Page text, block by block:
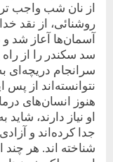
از نان شب واجب
روشنائی، از نقد
آسمان‌ها آعاز شد
سد سکندر را از
سرانجام دریچه‌ای
نتوانسته‌اند از پس
هنوز انسان‌های
او نیاز دارند،
جدا کرده‌اند و
شناخته اند. هر